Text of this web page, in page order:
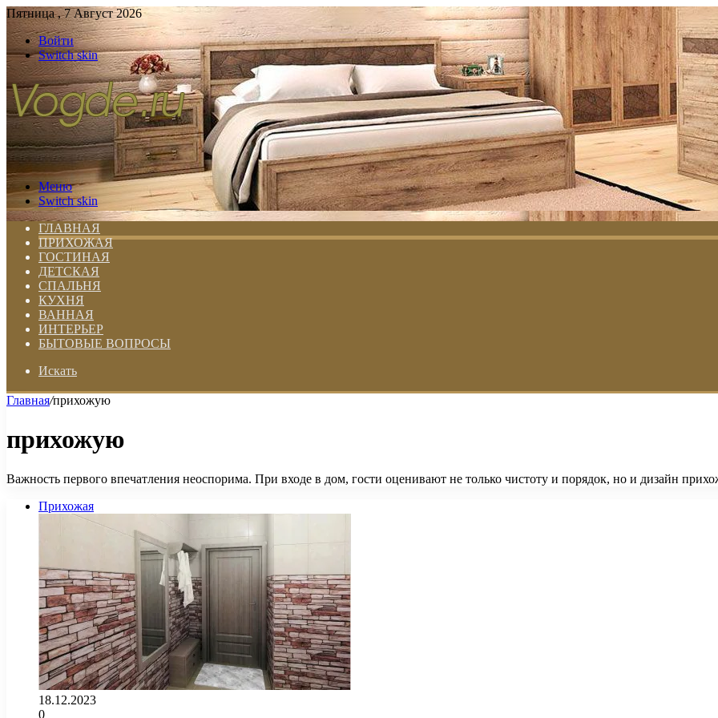
Пятница , 7 Август 2026
Войти
Switch skin
Меню
Switch skin
ГЛАВНАЯ
ПРИХОЖАЯ
ГОСТИНАЯ
ДЕТСКАЯ
СПАЛЬНЯ
КУХНЯ
ВАННАЯ
ИНТЕРЬЕР
БЫТОВЫЕ ВОПРОСЫ
Искать
Главная/прихожую
прихожую
Важность первого впечатления неоспорима. При входе в дом, гости оценивают не только чистоту и порядок, но и дизайн
Прихожая
18.12.2023
0